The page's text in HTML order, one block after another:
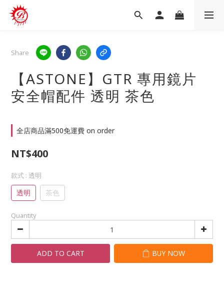
Share
【ASTONE】GTR 專用鏡片
安全帽配件 透明 茶色
全店商品滿500免運費 on order
NT$400
款式 : 透明
透明 茶色
Quantity
ADD TO CART BUY NOW